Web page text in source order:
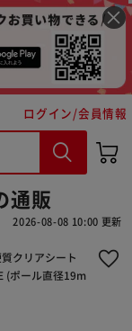
ログイン/会員情報
通販
2026-08-08 10:00 更新
クリアシート
(ポール直径19m